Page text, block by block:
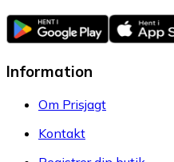
Information
Om Prisjagt
Kontakt